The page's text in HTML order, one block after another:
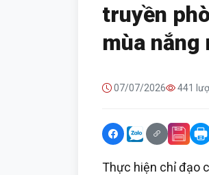
truyền
mùa nắng
07/07/2026 441
Thực hiện chỉ đạo